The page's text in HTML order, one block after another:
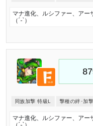
マナ進化、ルシファー、アー
（´-`）
同族加撃 特級L 撃種の絆･加
マナ進化、ルシファー、アー